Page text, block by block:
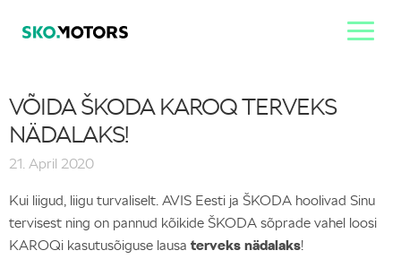
VÕIDA ŠKODA KAROQ TERVEKS
NÄDALAKS!
21. April 2020
Kui liigud, liigu turvaliselt. AVIS Eesti ja ŠKODA hoolivad Sinu
tervisest ning on pannud kõikide ŠKODA sõprade vahel loosi
KAROQi kasutusõiguse lausa terveks nädalaks!